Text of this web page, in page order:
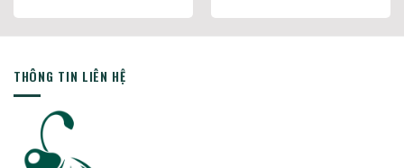
THÔNG TIN LIÊN HỆ